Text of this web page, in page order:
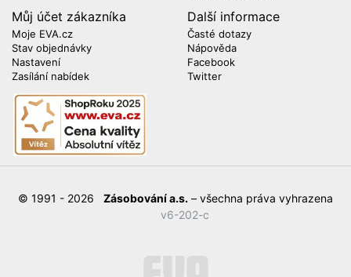
Můj účet zákazníka
Moje EVA.cz
Stav objednávky
Nastavení
Zasílání nabídek
Další informace
Časté dotazy
Nápověda
Facebook
Twitter
© 1991 - 2026 Zásobování a.s. – všechna práva vyhrazena
v6-202-c